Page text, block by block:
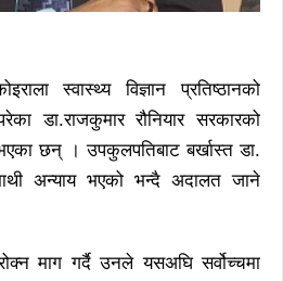
स्वास्थ्य विज्ञान प्रतिष्ठानको
डा.राजकुमार रौनियार सरकारको
भएका छन् । उपकुलपतिबाट बर्खास्त डा.
अन्याय भएको भन्दै अदालत जाने
माग गर्दै उनले यसअघि सर्वोच्चमा